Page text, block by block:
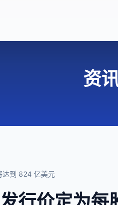
资
达到 824 亿美元